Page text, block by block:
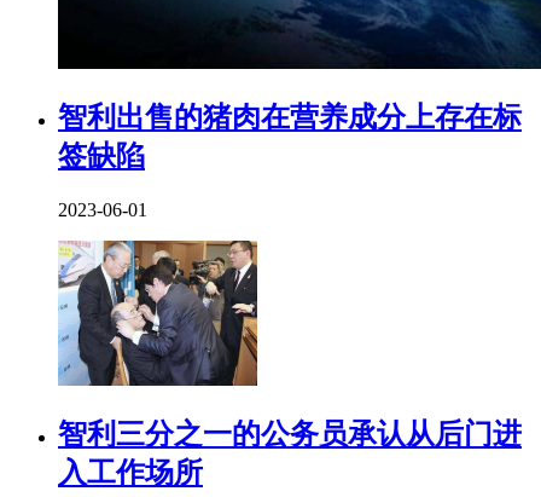
智利出售的猪肉在营养成分上存在标
签缺陷
2023-06-01
智利三分之一的公务员承认从后门进
入工作场所